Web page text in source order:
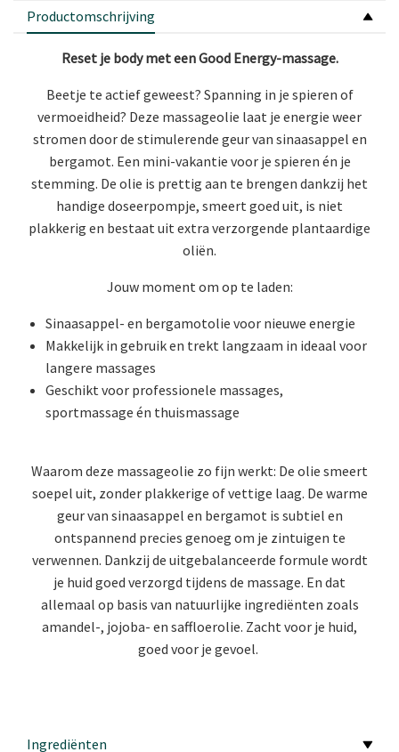
Productomschrijving
Reset je body met een Good Energy-massage.
Beetje te actief geweest? Spanning in je spieren of
vermoeidheid? Deze massageolie laat je energie weer
stromen door de stimulerende geur van sinaasappel en
bergamot. Een mini-vakantie voor je spieren én je
stemming. De olie is prettig aan te brengen dankzij het
handige doseerpompje, smeert goed uit, is niet
plakkerig en bestaat uit extra verzorgende plantaardige
oliën.
Jouw moment om op te laden:
Sinaasappel- en bergamotolie voor nieuwe energie
Makkelijk in gebruik en trekt langzaam in ideaal voor
langere massages
Geschikt voor professionele massages,
sportmassage én thuismassage
Waarom deze massageolie zo fijn werkt: De olie smeert
soepel uit, zonder plakkerige of vettige laag. De warme
geur van sinaasappel en bergamot is subtiel en
ontspannend precies genoeg om je zintuigen te
verwennen. Dankzij de uitgebalanceerde formule wordt
je huid goed verzorgd tijdens de massage. En dat
allemaal op basis van natuurlijke ingrediënten zoals
amandel-, jojoba- en saffloerolie. Zacht voor je huid,
goed voor je gevoel.
Ingrediënten